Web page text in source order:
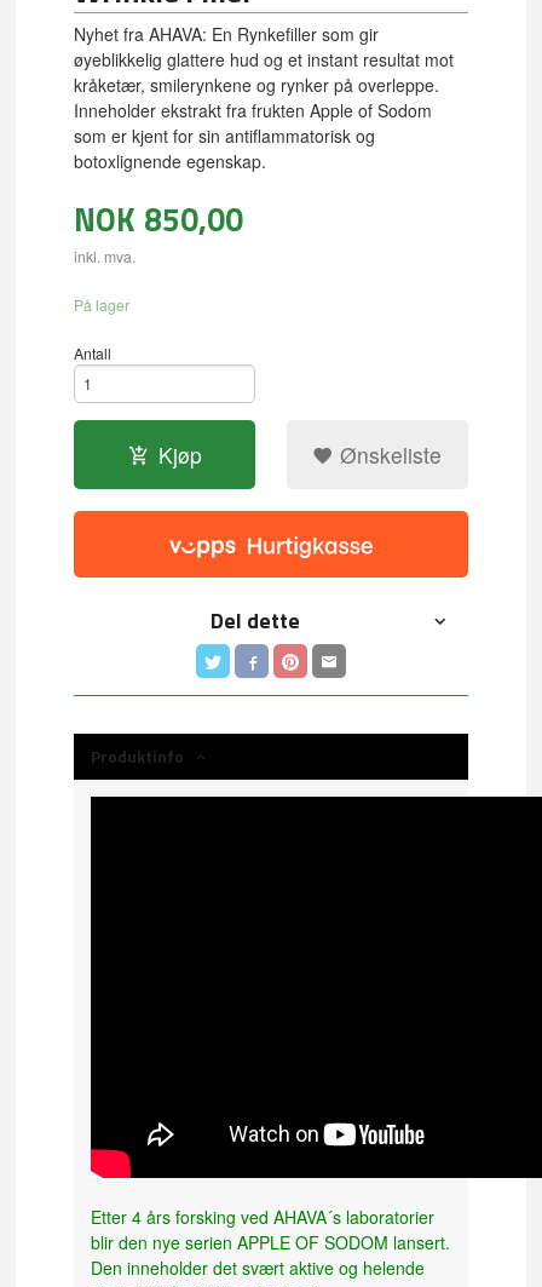
Nyhet fra AHAVA: En Rynkefiller som gir
øyeblikkelig glattere hud og et instant resultat mot
kråketær, smilerynkene og rynker på overleppe.
Inneholder ekstrakt fra frukten Apple of Sodom
som er kjent for sin antiflammatorisk og
botoxlignende egenskap.
NOK 850,00
inkl. mva.
På lager
Antall
Kjøp Ønskeliste
Del dette
Produktinfo
Etter 4 års forsking ved AHAVA´s laboratorier
blir den nye serien APPLE OF SODOM lansert.
Den inneholder det svært aktive og helende